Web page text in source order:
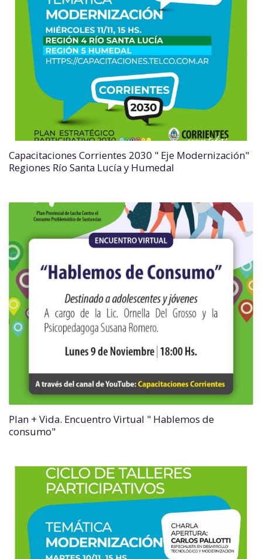
Capacitaciones Corrientes 2030 " Eje Modernización"
Regiones Río Santa Lucía y Humedal
Plan + Vida. Encuentro Virtual " Hablemos de
consumo"